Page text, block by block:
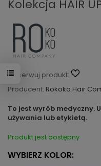
Kolekcja HAIR
Obserwuj produkt:
Producent: Rokoko Hair
To jest wyrób medyczny.
używania lub etykietą.
Produkt jest dostępny
WYBIERZ KOLOR: